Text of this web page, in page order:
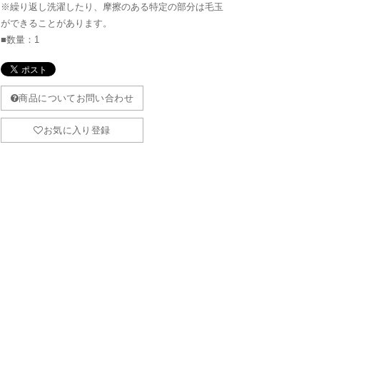
※繰り返し洗濯したり、摩擦のある特定の部分は毛玉
ができることがあります。
■数量：1